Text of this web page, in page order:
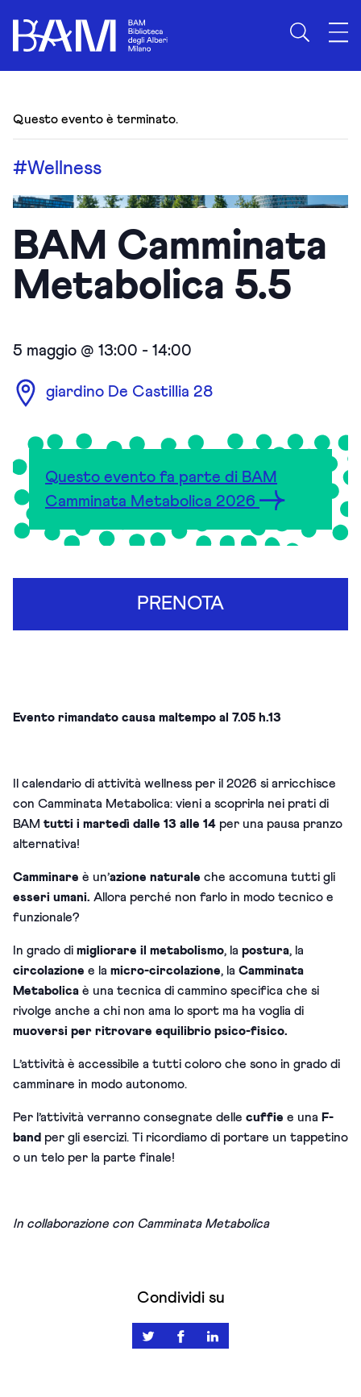
Questo evento è terminato.
#Wellness
BAM Camminata
Metabolica 5.5
Evento rimandato causa maltempo al 7.05 h.13
Il calendario di attività wellness per il 2026 si arricchisce
con Camminata Metabolica: vieni a scoprirla nei prati di
BAM tutti i martedì dalle 13 alle 14 per una pausa pranzo
alternativa!
Camminare è un’azione naturale che accomuna tutti gli
esseri umani. Allora perché non farlo in modo tecnico e
funzionale?
In grado di migliorare il metabolismo, la postura, la
circolazione e la micro-circolazione, la Camminata
Metabolica è una tecnica di cammino specifica che si
rivolge anche a chi non ama lo sport ma ha voglia di
muoversi per ritrovare equilibrio psico-fisico.
L’attività è accessibile a tutti coloro che sono in grado di
camminare in modo autonomo.
Per l’attività verranno consegnate delle cuffie e una F-
band per gli esercizi. Ti ricordiamo di portare un tappetino
o un telo per la parte finale!
In collaborazione con Camminata Metabolica
5 maggio @ 13:00 - 14:00
giardino De Castillia 28
Questo evento fa parte di BAM
Camminata Metabolica 2026
PRENOTA
Condividi su